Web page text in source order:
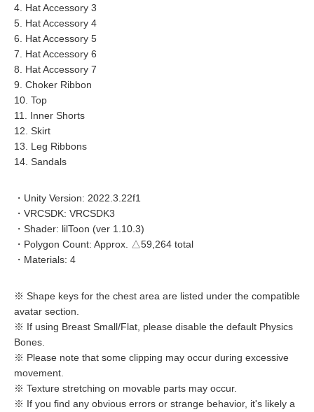
4. Hat Accessory 3
5. Hat Accessory 4
6. Hat Accessory 5
7. Hat Accessory 6
8. Hat Accessory 7
9. Choker Ribbon
10. Top
11. Inner Shorts
12. Skirt
13. Leg Ribbons
14. Sandals
・Unity Version: 2022.3.22f1
・VRCSDK: VRCSDK3
・Shader: lilToon (ver 1.10.3)
・Polygon Count: Approx. △59,264 total
・Materials: 4
※ Shape keys for the chest area are listed under the compatible
avatar section.
※ If using Breast Small/Flat, please disable the default Physics
Bones.
※ Please note that some clipping may occur during excessive
movement.
※ Texture stretching on movable parts may occur.
※ If you find any obvious errors or strange behavior, it's likely a